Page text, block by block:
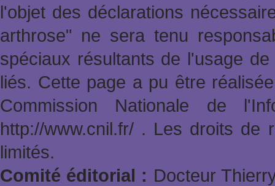
l'objet des déclarations
arthrose" ne sera tenu
spéciaux résultants de l'usage
liés. Cette page a pu être
Commission Nationale de
http://www.cnil.fr/ . Les droits de
limités.
Comité éditorial : Docteur